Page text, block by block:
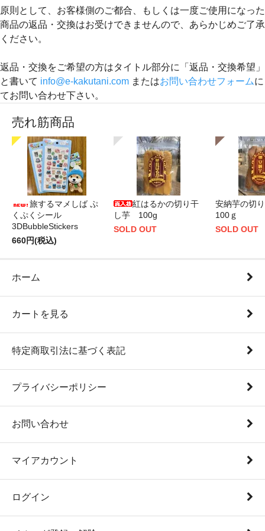
原則として、お客様側のご都合、もしくは一度ご使用になった
商品の返品・交換はお受けできませんので、あらかじめご了承
ください。
返品・交換をご希望の方はタイトル部分に「 返品・交換希望 」
と書いて info@e-kakutani.com またはお問い合わせフォームに
てお問い合わせ下さい。
売れ筋商品
旅するマメしば ぷ
くぷくシール
3DBubbleStickers
660円(税込)
紅はるかの切り干
し芋 100g
SOLD OUT
安納芋の切
100ｇ
SOLD OUT
ホーム
カートを見る
特定商取引法に基づく表記
プライバシーポリシー
お問い合わせ
マイアカウント
ログイン